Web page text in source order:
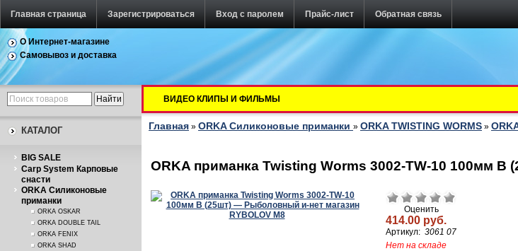
Главная страница Зарегистрироваться Вход с паролем Прайс-лист Обратная связь
О Интернет-магазине
Самовывоз и доставка
КАТАЛОГ
BIG SALE
Carp System Карповые
снасти
ORKA Силиконовые
приманки
ORKA OSKAR
ORKA DOUBLE TAIL
ORKA FENIX
ORKA SHAD
ВИДЕО КЛИПЫ И ФИЛЬМЫ
Главная » ORKA Силиконовые приманки » ORKA TWISTING WORMS »
ORKA приманка Twisting Worms 3002-TW-10 100мм B
Оценить
414.00 руб.
Артикул: 3061 07
Нет на складе